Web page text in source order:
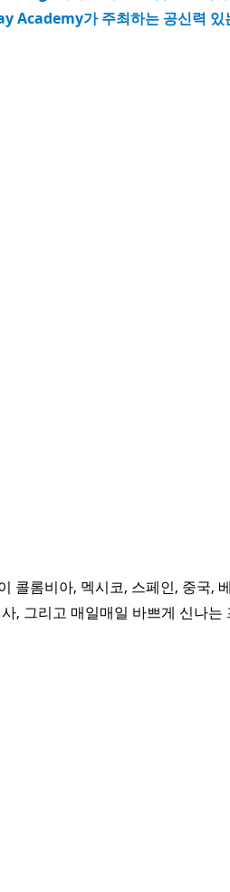
Academy가 주최하는 공신력 있
콜롬비아, 멕시코, 스페인, 중국,
, 그리고 매일매일 바쁘게 신나